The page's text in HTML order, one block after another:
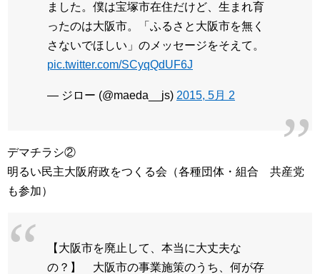
ました。僕は宝塚市在住だけど、生まれ育
ったのは大阪市。「ふるさと大阪市を無く
さないでほしい」のメッセージをそえて。
pic.twitter.com/SCyqQdUF6J
— ジロー (@maeda__js) 2015, 5月 2
デマチラシ②
明るい民主大阪府政をつくる会（各種団体・組合 共産党
も参加）
【大阪市を廃止して、本当に大丈夫な
の？】 大阪市の事業施策のうち、何が存